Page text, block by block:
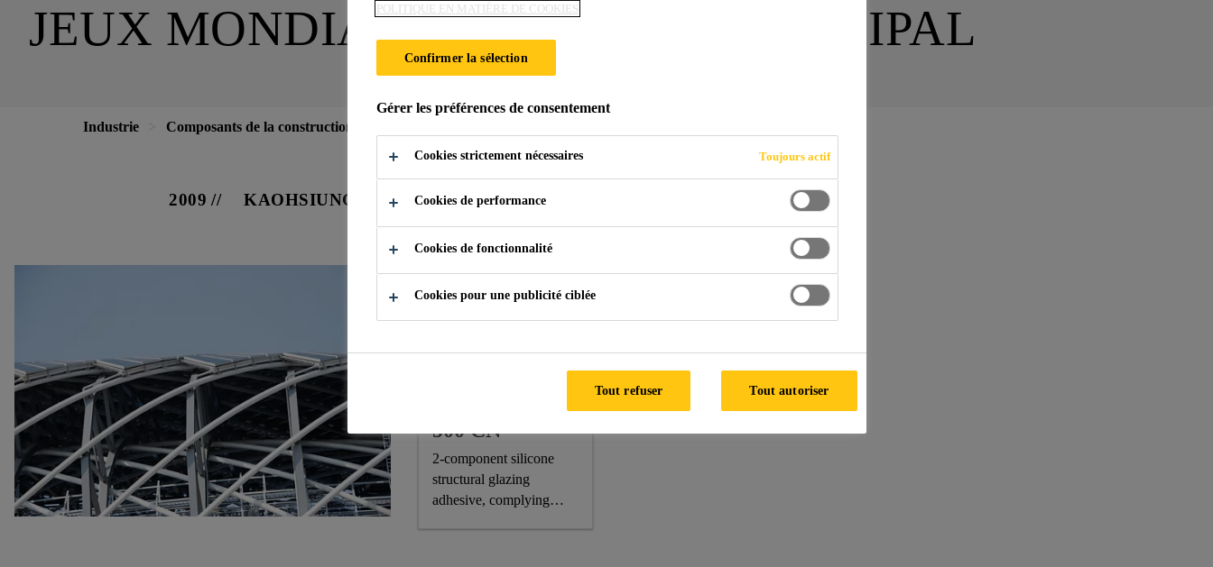
JEUX MONDIAUX DU STADE PRINCIPAL
Industrie Composants de la construction
2009 KAOHSIUNG, TAIWAN
Architecte:Toyo Ito & Associates et coll.
BIPV: Application de liaison du module
500 CN
2-component silicone
structural glazing
adhesive, complying
POLITIQUE EN MATIÈRE DE COOKIES
Confirmer la sélection
Gérer les préférences de consentement
Cookies strictement nécessaires Toujours actif
Cookies de performance
Cookies de fonctionnalité
Cookies pour une publicité ciblée
Tout refuser Tout autoriser